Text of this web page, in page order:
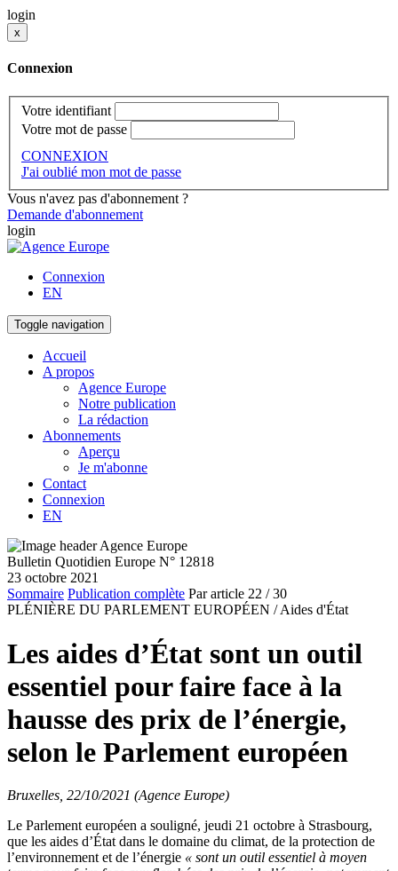
login
x
Connexion
Votre identifiant
Votre mot de passe
CONNEXION
J'ai oublié mon mot de passe
Vous n'avez pas d'abonnement ?
Demande d'abonnement
login
Connexion
EN
Toggle navigation
Accueil
A propos
Agence Europe
Notre publication
La rédaction
Abonnements
Aperçu
Je m'abonne
Contact
Connexion
EN
Bulletin Quotidien Europe N° 12818
23 octobre 2021
Sommaire Publication complète Par article 22 / 30
PLÉNIÈRE DU PARLEMENT EUROPÉEN / Aides d'État
Les aides d’État sont un outil
essentiel pour faire face à la
hausse des prix de l’énergie,
selon le Parlement européen
Bruxelles, 22/10/2021 (Agence Europe)
Le Parlement européen a souligné, jeudi 21 octobre à Strasbourg,
que les aides d’État dans le domaine du climat, de la protection de
l’environnement et de l’énergie « sont un outil essentiel à moyen